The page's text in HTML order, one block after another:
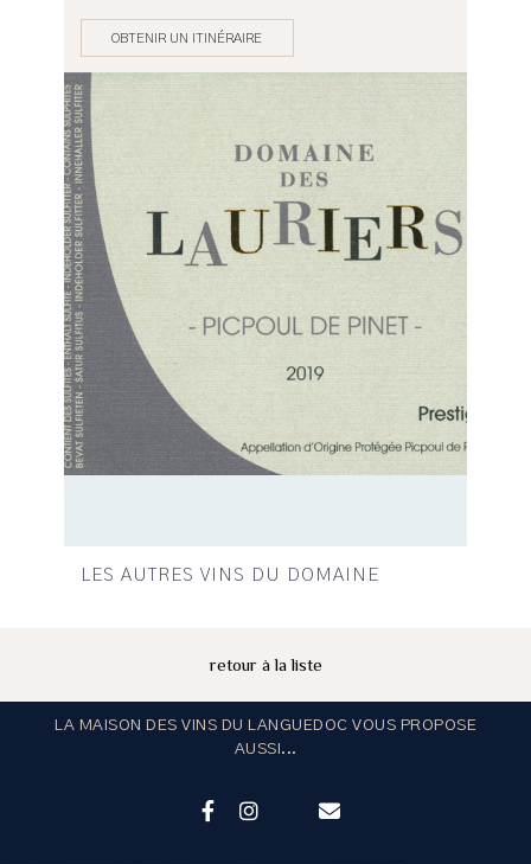
OBTENIR UN ITINÉRAIRE
LES AUTRES VINS DU DOMAINE
retour à la liste
LA MAISON DES VINS DU LANGUEDOC VOUS PROPOSE
AUSSI...